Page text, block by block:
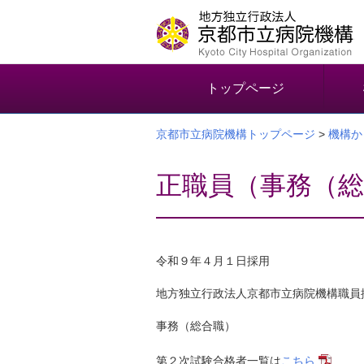
移
る
トップページ
京都市立病院機構トップページ > 機構
正職員（事務（
令和９年４月１日採用
地方独立行政法人京都市立病院機構職員
事務（総合職）
第２次試験合格者一覧はこちら